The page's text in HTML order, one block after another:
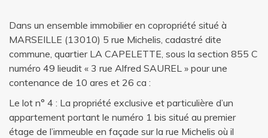
Dans un ensemble immobilier en copropriété situé à
MARSEILLE (13010) 5 rue Michelis, cadastré dite
commune, quartier LA CAPELETTE, sous la section 855 C
numéro 49 lieudit « 3 rue Alfred SAUREL » pour une
contenance de 10 ares et 26 ca :
Le lot n° 4 : La propriété exclusive et particulière d’un
appartement portant le numéro 1 bis situé au premier
étage de l’immeuble en façade sur la rue Michelis où il